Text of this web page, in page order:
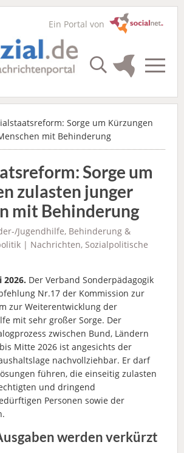
Ein Portal von
Sorge um Kürzungen
mit Behinderung
Sorge um
zulasten junger
mit Behinderung
Jugendhilfe, Behinderung &
| Nachrichten, Sozialpolitische
2026. Der Verband Sonderpädagogik
Nr.17 der Kommission zur
zur Weiterentwicklung der
mit sehr großer Sorge. Der
zwischen Bund, Ländern
Mitte 2026 ist angesichts der
nachvollziehbar. Er darf
führen, die einseitig zulasten
und dringend
Personen sowie der
werden verkürzt